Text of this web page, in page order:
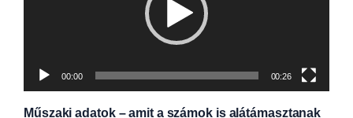
00:00 00:26
Műszaki adatok – amit a számok is alátámasztanak